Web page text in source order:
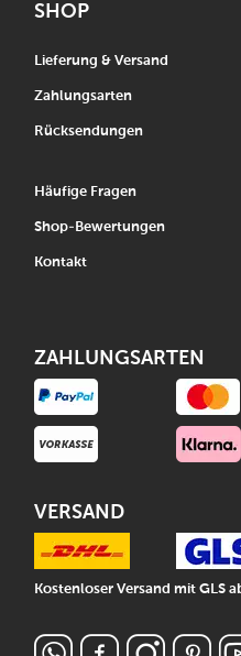
SHOP
Lieferung & Versand
Zahlungsarten
Rücksendungen
Häufige Fragen
Shop-Bewertungen
Kontakt
ZAHLUNGSARTEN
VERSAND
Kostenloser Versand mit GLS